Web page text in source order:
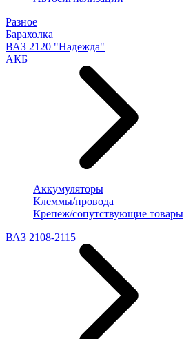
Разное
Барахолка
ВАЗ 2120 "Надежда"
АКБ
Аккумуляторы
Клеммы/провода
Крепеж/сопутствующие товары
ВАЗ 2108-2115